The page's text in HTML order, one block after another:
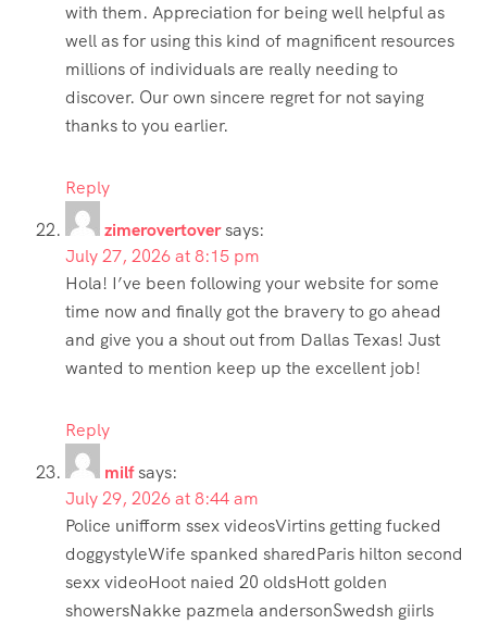
with them. Appreciation for being well helpful as
well as for using this kind of magnificent resources
millions of individuals are really needing to
discover. Our own sincere regret for not saying
thanks to you earlier.
Reply
zimerovertoversays:
July 27, 2026 at 8:15 pm
Hola! I’ve been following your website for some
time now and finally got the bravery to go ahead
and give you a shout out from Dallas Texas! Just
wanted to mention keep up the excellent job!
Reply
milfsays:
July 29, 2026 at 8:44 am
Police unifform ssex videosVirtins getting fucked
doggystyleWife spanked sharedParis hilton second
sexx videoHoot naied 20 oldsHott golden
showersNakke pazmela andersonSwedsh giirls